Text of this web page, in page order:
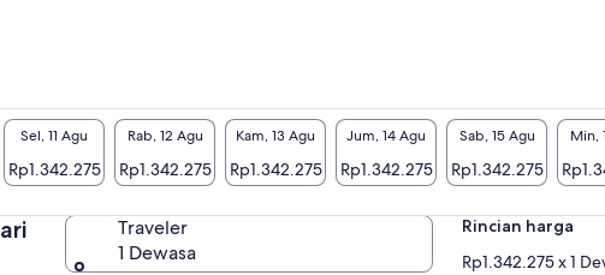
Sel, 11 Agu
Rp1.342.275
Rab, 12 Agu
Rp1.342.275
Kam, 13 Agu
Rp1.342.275
Jum, 14 Agu
Rp1.342.275
Sab, 15 Agu
Rp1.342.275
Min,
Traveler
1 Dewasa
Rincian harga
Rp1.342.275 x 1